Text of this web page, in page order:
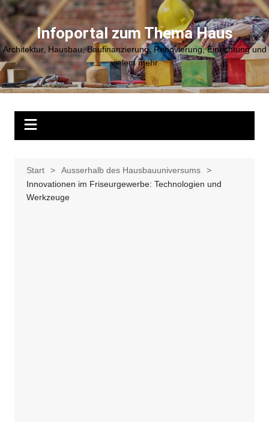
Zum
Inhalt
springenInfoportal zum Thema Haus
Architektur, Hausbau, Baufinanzierung, Renovierung, Einrichtung und
vielem mehr
Start
Ausserhalb des Hausbauuniversums
Innovationen im Friseurgewerbe: Technologien und
Werkzeuge